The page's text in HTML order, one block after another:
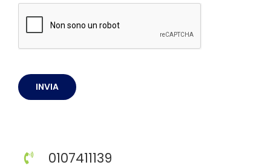
INVIA
0107411139